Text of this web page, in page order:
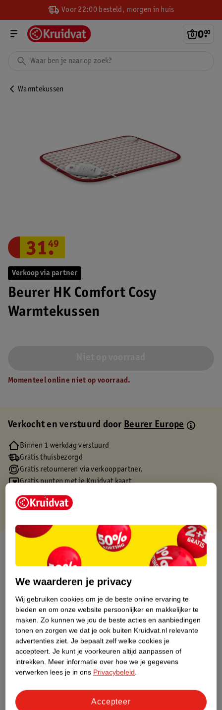
Voor 22:00 besteld, morgen in huis
0.
00
Warmtekussen
Verkoop via partner
Beurer HK Comfort Cosy
Warmtekussen
31.
49
Momenteel online niet op voorraad.
Verkocht en verstuurd doorBeurer Europe
Binnen 1 werkdag verstuurd
Gratis thuisbezorgd
Gratis retourneren via verkooppartner.
Gratis punten met je Kruidvat kaart
Over dit product
Productinformatie
Etiketinformatie
Nature Impact Score
Dit product heeft (nog) geen Nature
Impact Score.
Meer informatie
Bestel & Bezorginformatie
We waarderen je privacy
Wij gebruiken cookies om je de beste online ervaring te
bieden en om onze website persoonlijker en makkelijker te
maken. Zo kunnen we jou de beste acties en aanbiedingen
tonen en zorgen we dat je ook buiten Kruidvat.nl relevante
advertenties ziet. Je bepaalt zelf welke cookies je
accepteert. Je kunt je voorkeuren altijd aanpassen of
intrekken. Meer informatie over hoe we je gegevens
verwerken lees je in ons Privacybeleid.
Accepteer